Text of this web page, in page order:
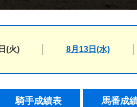
(火) 8月13日(水)
騎手成績表 馬番成